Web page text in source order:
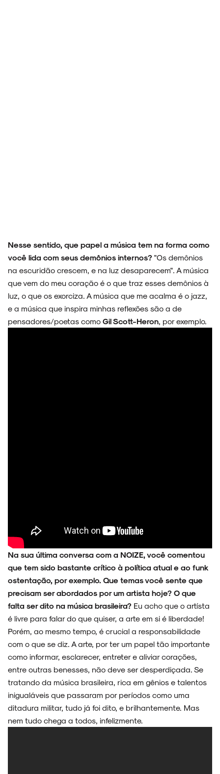
Nesse sentido, que papel a música tem na forma como
você lida com seus demônios internos? "Os demônios
na escuridão crescem, e na luz desaparecem". A música
que vem do meu coração é o que traz esses demônios à
luz, o que os exorciza. A música que me acalma é o jazz,
e a música que inspira minhas reflexões são a de
pensadores/poetas como Gil Scott-Heron , por exemplo.
Na sua última conversa com a NOIZE, você comentou
que tem sido bastante crítico à política atual e ao funk
ostentação, por exemplo. Que temas você sente que
precisam ser abordados por um artista hoje? O que
falta ser dito na música brasileira? Eu acho que o artísta
é livre para falar do que quiser, a arte em si é liberdade!
Porém, ao mesmo tempo, é crucial a responsabilidade
com o que se diz. A arte, por ter um papel tão importante
como informar, esclarecer, entreter e aliviar corações,
entre outras benesses, não deve ser desperdiçada. Se
tratando da música brasileira, rica em gênios e talentos
inigualáveis que passaram por períodos como uma
ditadura militar, tudo já foi dito, e brilhantemente. Mas
nem tudo chega a todos, infelizmente.